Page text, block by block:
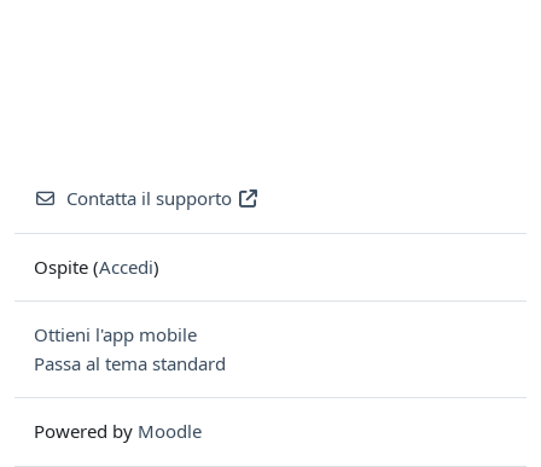
Contatta il supporto
Ospite (Accedi)
Ottieni l'app mobile
Passa al tema standard
Powered by Moodle